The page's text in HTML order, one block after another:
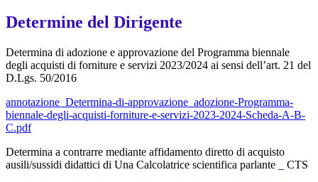
Determine del Dirigente
Determina di adozione e approvazione del Programma biennale
degli acquisti di forniture e servizi 2023/2024 ai sensi dell’art. 21 del
D.Lgs. 50/2016
annotazione_Determina-di-approvazione_adozione-Programma-
biennale-degli-acquisti-forniture-e-servizi-2023-2024-Scheda-A-B-
C.pdf
Determina a contrarre mediante affidamento diretto di acquisto
ausili/sussidi didattici di Una Calcolatrice scientifica parlante _ CTS